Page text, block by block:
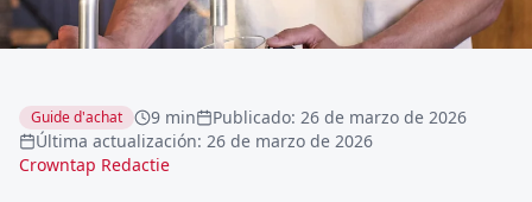
Guide d'achat 9 min Publicado: 26 de marzo de 2026
Última actualización: 26 de marzo de 2026
Crowntap Redactie